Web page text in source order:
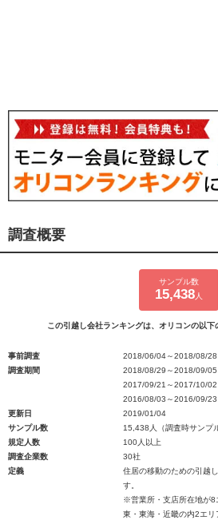
調査概要
サンプル数
15,438 人
この引越し会社ランキングは、オリコンの以下
事前調査
2018/06/04～2018/08/28
調査期間
2018/08/29～2018/09/05
2017/09/21～2017/10/02
2016/08/03～2016/09/23
更新日
2019/01/04
サンプル数
15,438人（調査時サンプ
規定人数
100人以上
調査企業数
30社
定義
住居の移動のための引越
す。
※営業所・支店所在地が8
東・東海・近畿の内2エ